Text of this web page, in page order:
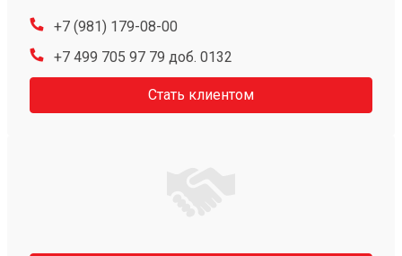
+7 (981) 179-08-00
+7 499 705 97 79 доб. 0132
Стать клиентом